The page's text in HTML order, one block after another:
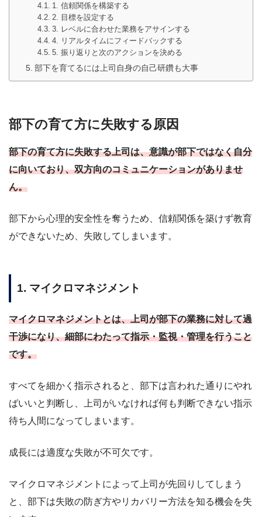
1. 信頼関係を構築する
2. 目標を設定する
3. レベルに合わせた業務をアサインする
4. リアルタイムにフィードバックする
5. 振り返りと次のアクションを決める
部下を育てるには上司自身の自己研鑽も大事
部下の育て方に失敗する原因
部下の育て方に失敗する上司は、意識が部下ではなく自分
に向いており、双方向のコミュニケーションがありませ
ん。
部下から心理的安全性を奪うため、信頼関係を築けず教育
ができないため、失敗してしまいます。
1. マイクロマネジメント
マイクロマネジメントとは、上司が部下の業務に対して過
干渉になり、細部にわたって指示・監視・管理を行うこと
です。
すべてを細かく指示されると、部下は言われた通りにやれ
ばいいと判断し、上司がいなければ何も判断できない指示
待ち人間になってしまいます。
成長には適度な失敗が不可欠です。
マイクロマネジメントによって上司が先回りしてしまう
と、部下は失敗の防ぎ方やリカバリー方法を知る機会を失